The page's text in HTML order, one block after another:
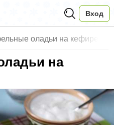
Вход
оладьи на кефире
на